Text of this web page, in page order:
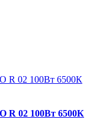
R 02 100Вт 6500К